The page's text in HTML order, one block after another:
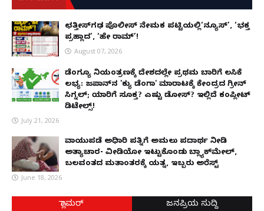
ಛತ್ತೀಸ್‌ಗಢ ಪೊಲೀಸ್ ನೇಮಕ ಪಟ್ಟಿಯಲ್ಲಿ‘ನ್ಯೂಸ್’, ‘ಭಕ್ತ
ಪ್ರಹ್ಲಾದ’, ‘ಹೇ ರಾಮ್’!
August 07, 2026
ಡೆಂಗ್ಯೂ ನಿಯಂತ್ರಣಕ್ಕೆ ದೇಶದಲ್ಲೇ ಪ್ರಥಮ ಬಾರಿಗೆ ಲಸಿಕೆ
ಲಭ್ಯ: ಜಪಾನ್‌ನ 'ಕ್ಯು ಡೆಂಗಾ' ಮಾರಾಟಕ್ಕೆ ಕೇಂದ್ರದ ಗ್ರೀನ್
ಸಿಗ್ನಲ್; ಯಾರಿಗೆ ಸೂಕ್ತ? ಎಷ್ಟು ಡೋಸ್? ಇಲ್ಲಿದೆ ಕಂಪ್ಲೀಟ್
ಡಿಟೇಲ್ಸ್!
July 21, 2026
ವಾಯುಪಡೆ ಅಧಿಕಾರಿ ಪತ್ನಿಗೆ ಅಮಲು ಪದಾರ್ಥ ನೀಡಿ
ಅತ್ಯಾಚಾರ- ವೀಡಿಯೋ ಇಟ್ಟುಕೊಂಡು ಬ್ಲ್ಯಾಕ್‌ಮೇಲ್,
ಬಲವಂತದ ಮತಾಂತರಕ್ಕೆ ಯತ್ನ, ಇಬ್ಬರು ಅರೆಸ್ಟ್
June 18, 2026
ಗ್ಲಾಮರ್ ಜನಪ್ರಿಯ ಸುದ್ದಿ